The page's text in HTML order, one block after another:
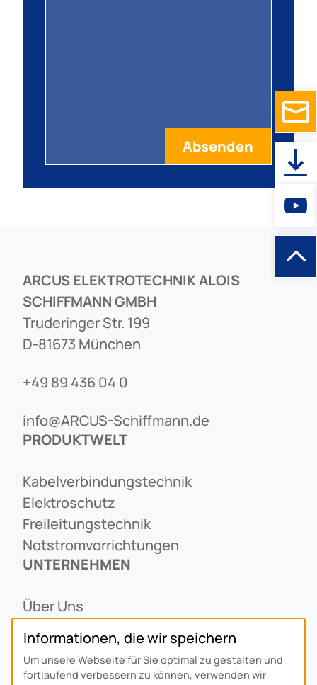
ARCUS ELEKTROTECHNIK ALOIS
SCHIFFMANN GMBH
Truderinger Str. 199
D-81673 München
+49 89 436 04 0
info@ARCUS-Schiffmann.de
PRODUKTWELT
Kabelverbindungstechnik
Elektroschutz
Freileitungstechnik
Notstromvorrichtungen
UNTERNEHMEN
Über Uns
Ansprechpartner
Alois Schiffmann Stiftung
Allgemeine Lieferbedingungen
Informationen, die wir speichern
Um unsere Webseite für Sie optimal zu gestalten und
fortlaufend verbessern zu können, verwenden wir